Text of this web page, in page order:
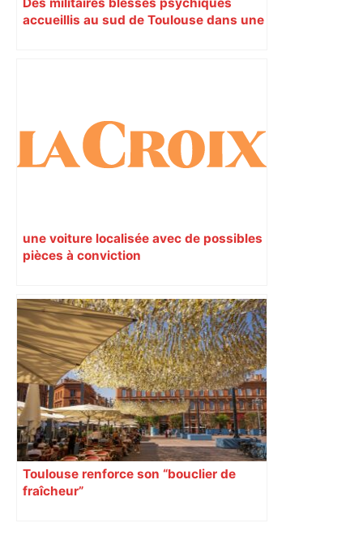
accueillis au sud de Toulouse dans une
une voiture localisée avec de possibles
pièces à conviction
Toulouse renforce son “bouclier de
fraîcheur”